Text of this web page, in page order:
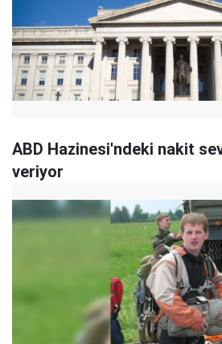
ABD Hazinesi'ndeki nakit
veriyor